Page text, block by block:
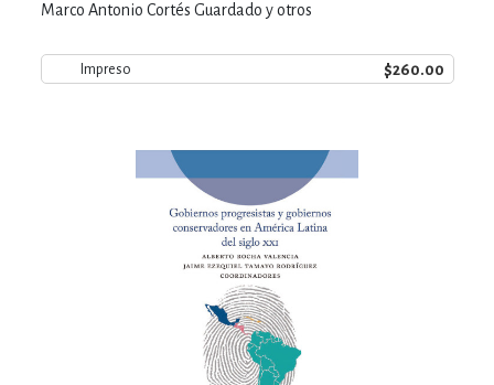
Marco Antonio Cortés Guardado y otros
Impreso $260.00